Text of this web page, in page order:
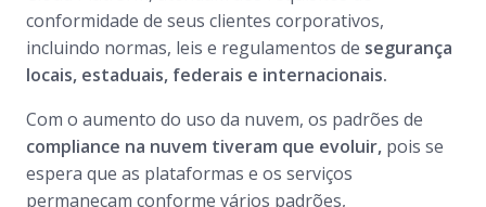
conformidade de seus clientes corporativos,
incluindo normas, leis e regulamentos de segurança
locais, estaduais, federais e internacionais.
Com o aumento do uso da nuvem, os padrões de
compliance na nuvem tiveram que evoluir, pois se
espera que as plataformas e os serviços
permaneçam conforme vários padrões,